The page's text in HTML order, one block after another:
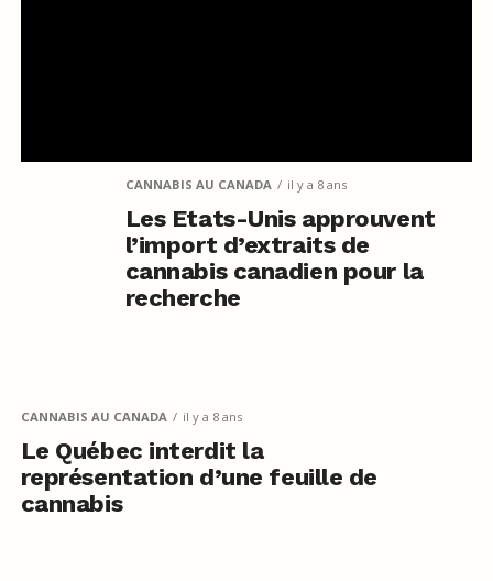
CANNABIS AU CANADA il y a 8 ans
Les Etats-Unis approuvent
l’import d’extraits de
cannabis canadien pour la
recherche
CANNABIS AU CANADA il y a 8 ans
Le Québec interdit la
représentation d’une feuille de
cannabis